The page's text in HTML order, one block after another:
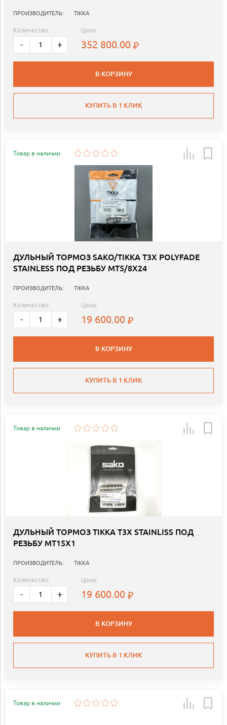
ПРОИЗВОДИТЕЛЬ: TIKKA
Количество:
- +
Цена:
352 800.00
В КОРЗИНУ
КУПИТЬ В 1 КЛИК
Товар в наличии
ДУЛЬНЫЙ ТОРМОЗ SAKO/TIKKA Т3Х POLYFADE
STAINLESS ПОД РЕЗЬБУ MT5/8X24
ПРОИЗВОДИТЕЛЬ: TIKKA
Количество:
- +
Цена:
19 600.00
В КОРЗИНУ
КУПИТЬ В 1 КЛИК
Товар в наличии
ДУЛЬНЫЙ ТОРМОЗ TIKKA Т3Х STAINLISS ПОД
РЕЗЬБУ MТ15X1
ПРОИЗВОДИТЕЛЬ: TIKKA
Количество:
- +
Цена:
19 600.00
В КОРЗИНУ
КУПИТЬ В 1 КЛИК
Товар в наличии